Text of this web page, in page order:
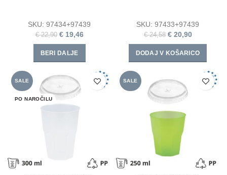
SKU: 97434+97439
€22,90 € 19,46
BERI DALJE
SKU: 97433+97439
€24,58 € 20,90
DODAJ V KOŠARICO
SALE
PO NAROČILU
SALE